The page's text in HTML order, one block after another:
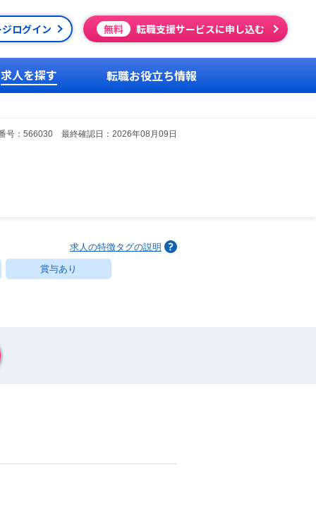
ログイン 無料 転職支援サービスに申し込む
求人を探す 転職お役立ち情報
号：566030 最終確認日：2026年08月09日
求人の特徴タグの説明
賞与あり